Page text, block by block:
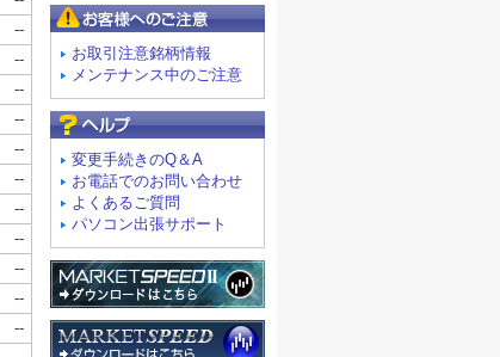
お取引注意銘柄情報
メンテナンス中のご注意
変更手続きのQ＆A
お電話でのお問い合わせ
よくあるご質問
パソコン出張サポート